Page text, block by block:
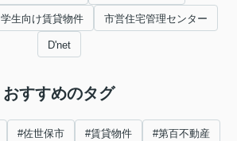
学生向け賃貸物件 市営住宅管理センター
D'net
おすすめのタグ
#佐世保市 #賃貸物件 #第百不動産